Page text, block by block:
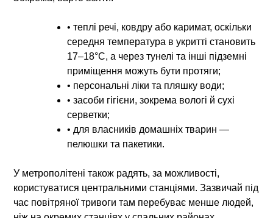
• теплі речі, ковдру або каримат, оскільки
середня температура в укритті становить
17–18°C, а через тунелі та інші підземні
приміщення можуть бути протяги;
• персональні ліки та пляшку води;
• засоби гігієни, зокрема вологі й сухі
серветки;
• для власників домашніх тварин —
пелюшки та пакетики.
У метрополітені також радять, за можливості,
користуватися центральними станціями. Зазвичай під
час повітряної тривоги там перебуває менше людей,